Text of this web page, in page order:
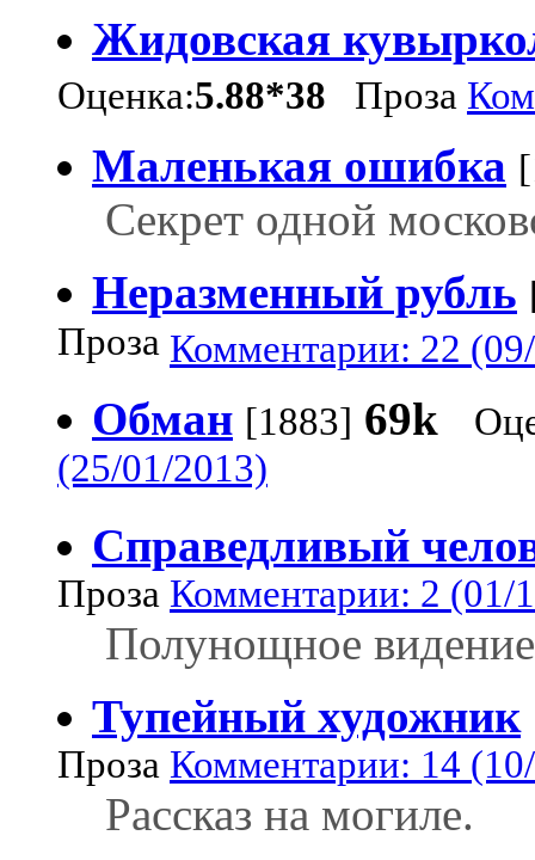
Жидовская
Оценка:5.88*38 Проза
Маленькая ошибка
Секрет одной
Неразменный рубль
Проза Комментарии: 22
Обман [1883] 69k
(25/01/2013)
Справедливый
Проза Комментарии: 2 (01/
Полунощное
Тупейный художник
Проза Комментарии: 14
Рассказ на могиле.